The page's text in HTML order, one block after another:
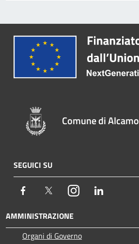
Comune di Alcamo
SEGUICI SU
Facebook TwitterInstagram
AMMINISTRAZIONE
Organi di Governo